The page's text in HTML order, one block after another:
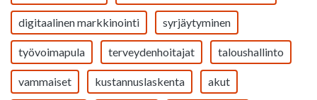
digitaalinen markkinointi syrjäytyminen
työvoimapula terveydenhoitajat taloushallinto
vammaiset kustannuslaskenta akut